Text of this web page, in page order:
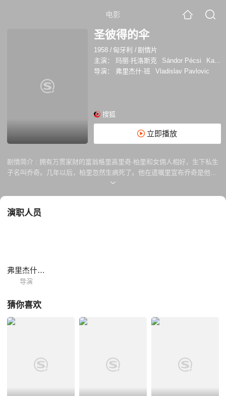
电影
圣彼得的伞
1958 / 匈牙利 /剧情片
主演：
玛丽·托洛斯克 Sándor Pécsi
Karol Machata
导演：
弗里杰什·班 Vladislav Pavlovic
搜狐
立即播放
剧情简介 : 拥有万贯家财的富翁格里高里奇·柏里和女佣人相好，生下私生
子名叫乔奇。几年以后，柏里忽然生病死了。他在遗嘱里宣布乔奇是他的
亲生儿子，继承他的财产，律师斯脱拉立克做孩子的监护人。乔奇长大后
父亲生前常把重要文件藏在一把随身携带的雨伞的伞柄里。于是，乔奇和
演职人员
弗里杰什·班
导演
猜你喜欢